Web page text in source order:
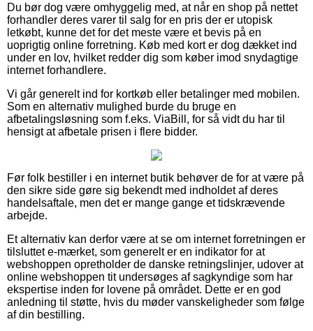
Du bør dog være omhyggelig med, at når en shop på nettet
forhandler deres varer til salg for en pris der er utopisk
letkøbt, kunne det for det meste være et bevis på en
uoprigtig online forretning. Køb med kort er dog dækket ind
under en lov, hvilket redder dig som køber imod snydagtige
internet forhandlere.
Vi går generelt ind for kortkøb eller betalinger med mobilen.
Som en alternativ mulighed burde du bruge en
afbetalingsløsning som f.eks. ViaBill, for så vidt du har til
hensigt at afbetale prisen i flere bidder.
Før folk bestiller i en internet butik behøver de for at være på
den sikre side gøre sig bekendt med indholdet af deres
handelsaftale, men det er mange gange et tidskrævende
arbejde.
Et alternativ kan derfor være at se om internet forretningen er
tilsluttet e-mærket, som generelt er en indikator for at
webshoppen opretholder de danske retningslinjer, udover at
online webshoppen tit undersøges af sagkyndige som har
ekspertise inden for lovene på området. Dette er en god
anledning til støtte, hvis du møder vanskeligheder som følge
af din bestilling.